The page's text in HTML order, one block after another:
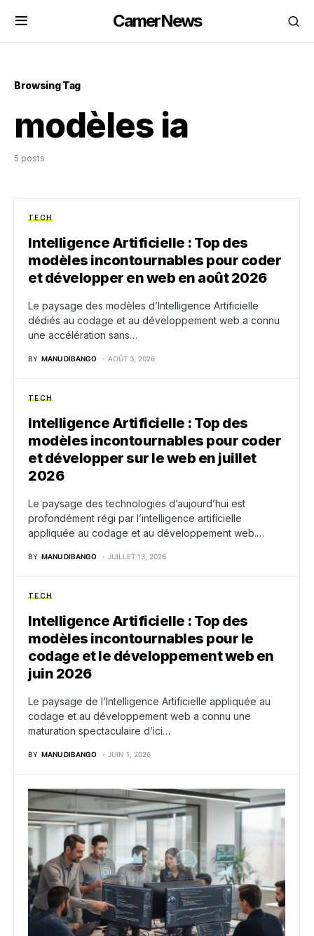
CamerNews
Browsing Tag
modèles ia
5 posts
TECH
Intelligence Artificielle : Top des
modèles incontournables pour coder
et développer en web en août 2026
Le paysage des modèles d’Intelligence Artificielle
dédiés au codage et au développement web a connu
une accélération sans…
BY MANU DIBANGO AOÛT 3, 2026
TECH
Intelligence Artificielle : Top des
modèles incontournables pour coder
et développer sur le web en juillet
2026
Le paysage des technologies d’aujourd’hui est
profondément régi par l’intelligence artificielle
appliquée au codage et au développement web.…
BY MANU DIBANGO JUILLET 13, 2026
TECH
Intelligence Artificielle : Top des
modèles incontournables pour le
codage et le développement web en
juin 2026
Le paysage de l’Intelligence Artificielle appliquée au
codage et au développement web a connu une
maturation spectaculaire d’ici…
BY MANU DIBANGO JUIN 1, 2026